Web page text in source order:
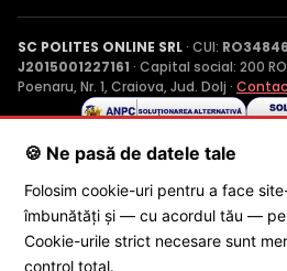
SC POLITES ONLINE SRL· CUI:
J2015001227161 · Capital social: 200
Poenaru, Nr. 1, Craiova, Jud. Dolj ·
© 2026 SC POLITES
🍪 Ne pasă de datele tale
Folosim cookie-uri pentru a face
îmbunătăți și — cu acordul tău —
Cookie-urile strict necesare sunt
control total.